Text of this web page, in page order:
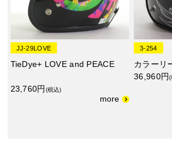
JJ-29LOVE
TieDye+ LOVE and PEACE
23,760円 (税込)
3-254
カラーリ
36,960円(